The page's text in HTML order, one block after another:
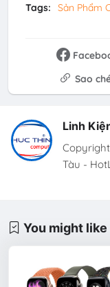
Tags:
Sản Phẩm
Sao
Linh
Tàu -
You might like